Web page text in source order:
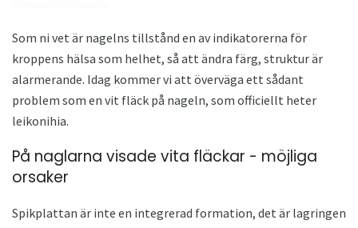
Som ni vet är nagelns tillstånd en av indikatorerna för
kroppens hälsa som helhet, så att ändra färg, struktur är
alarmerande. Idag kommer vi att överväga ett sådant
problem som en vit fläck på nageln, som officiellt heter
leikonihia.
På naglarna visade vita fläckar - möjliga
orsaker
Spikplattan är inte en integrerad formation, det är lagringen